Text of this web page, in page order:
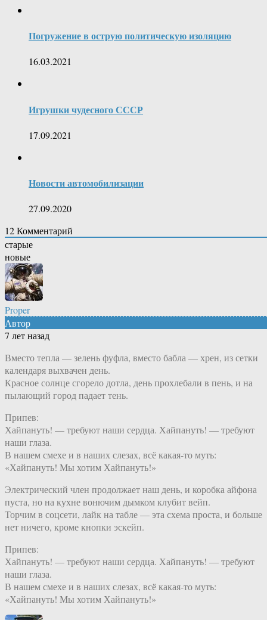
Погружение в острую политическую изоляцию
16.03.2021
Игрушки чудесного СССР
17.09.2021
Новости автомобилизации
27.09.2020
12Комментарий
старые
новые
Proper
Автор
7 лет назад
Вместо тепла — зелень фуфла, вместо бабла — хрен, из сетки
календаря выхвачен день.
Красное солнце сгорело дотла, день прохлебали в пень, и на
пылающий город падает тень.
Припев:
Хайпануть! — требуют наши сердца. Хайпануть! — требуют
наши глаза.
В нашем смехе и в наших слезах, всё какая-то муть:
«Хайпануть! Мы хотим Хайпануть!»
Электрический член продолжает наш день, и коробка айфона
пуста, но на кухне вонючим дымком клубит вейп.
Торчим в соцсети, лайк на табле — эта схема проста, и больше
нет ничего, кроме кнопки эскейп.
Припев:
Хайпануть! — требуют наши сердца. Хайпануть! — требуют
наши глаза.
В нашем смехе и в наших слезах, всё какая-то муть:
«Хайпануть! Мы хотим Хайпануть!»